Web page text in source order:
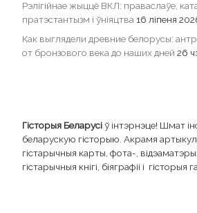
Рэлігійнае жыццё ВКЛ: праваслаўе,
пратэстантызм і ўніяцтва 16 ліпеня
Как выглядели древние белорусы:
от бронзового века до наших дней 26
Гісторыя Беларусіў інтэрнэце! Шмат
беларускую гісторыю. Акрамя
гістарычныя карты, фота-,
гістарычныя кнігі, біяграфіі і гісторыя